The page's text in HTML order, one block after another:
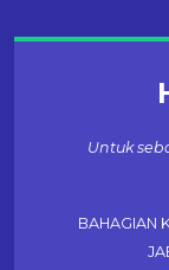
Untuk
BAHAGIAN